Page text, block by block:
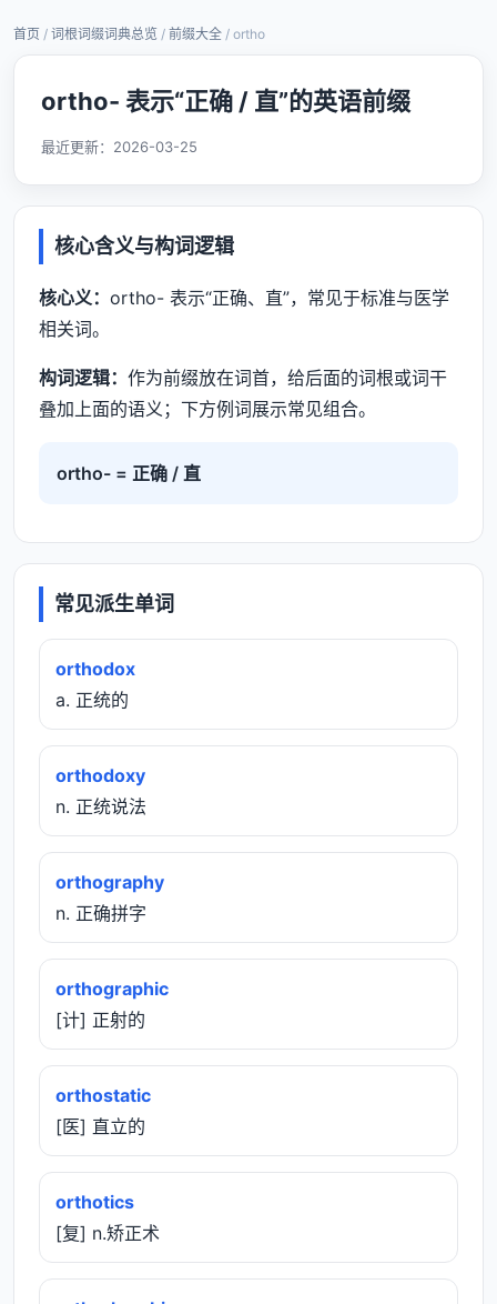
首页 / 词根词缀词典总览 / 前缀大全 / ortho
ortho- 表示“正确 / 直”的英语前缀
最近更新： 2026-03-25
核心含义与构词逻辑
核心义： ortho- 表示“正确、直”，常见于标准与医学
相关词。
构词逻辑： 作为前缀放在词首，给后面的词根或词干
叠加上面的语义；下方例词展示常见组合。
ortho- = 正确 / 直
常见派生单词
orthodox
a. 正统的
orthodoxy
n. 正统说法
orthography
n. 正确拼字
orthographic
[计] 正射的
orthostatic
[医] 直立的
orthotics
[复] n.矫正术